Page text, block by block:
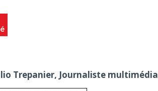
Trepanier, Journaliste multimédia